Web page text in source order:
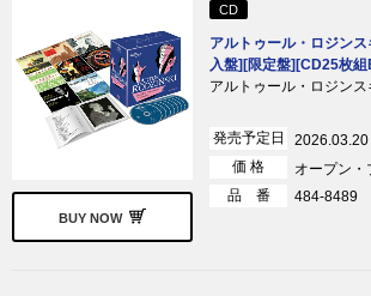
BUY NOW
CD
アルトゥール・ロジン
入盤][限定盤][CD25枚組
アルトゥール・ロジンス
発売予定日
2026.03.20
価 格
オープン・
品 番
484-8489